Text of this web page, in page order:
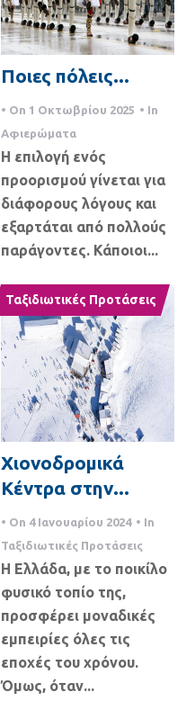
Ποιες πόλεις...
• On 1 Οκτωβρίου 2025 • In
Αφιερώματα
H επιλογή ενός
προορισμού γίνεται για
διάφορους λόγους και
εξαρτάται από πολλούς
παράγοντες. Κάποιοι...
Ταξιδιωτικές Προτάσεις
Χιονοδρομικά
Κέντρα στην...
• On 4 Ιανουαρίου 2024 • In
Ταξιδιωτικές Προτάσεις
Η Ελλάδα, με το ποικίλο
φυσικό τοπίο της,
προσφέρει μοναδικές
εμπειρίες όλες τις
εποχές του χρόνου.
Όμως, όταν...